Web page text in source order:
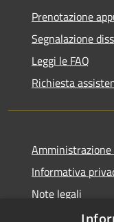
Prenotazione
Segnalazione
Leggi le FAQ
Richiesta
Informativa
Note legali
Dichiarazione di